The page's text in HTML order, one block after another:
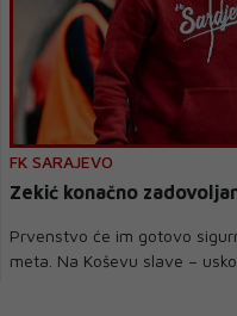
FK SARAJEVO
Zekić konačno
Prvenstvo će im gotovo
meta. Na Koševu slave –